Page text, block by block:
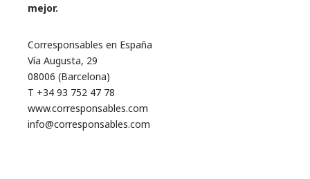
mejor.
Corresponsables en España
Vía Augusta, 29
08006 (Barcelona)
T +34 93 752 47 78
www.corresponsables.com
info@corresponsables.com